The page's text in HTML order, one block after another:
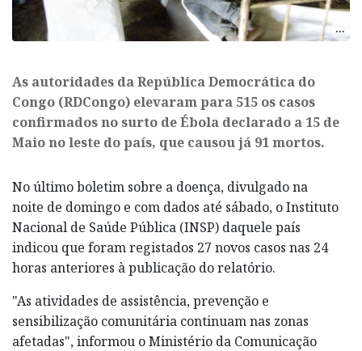
As autoridades da República Democrática do
Congo (RDCongo) elevaram para 515 os casos
confirmados no surto de Ébola declarado a 15 de
Maio no leste do país, que causou já 91 mortos.
No último boletim sobre a doença, divulgado na
noite de domingo e com dados até sábado, o Instituto
Nacional de Saúde Pública (INSP) daquele país
indicou que foram registados 27 novos casos nas 24
horas anteriores à publicação do relatório.
"As atividades de assistência, prevenção e
sensibilização comunitária continuam nas zonas
afetadas", informou o Ministério da Comunicação